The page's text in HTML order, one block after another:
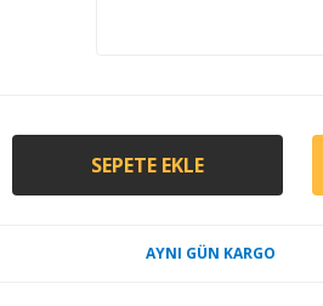
SEPETE EKLE
AYNI GÜN KARGO